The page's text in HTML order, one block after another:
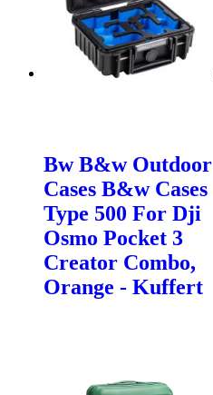
Bw B&w Outdoor
Cases B&w Cases
Type 500 For Dji
Osmo Pocket 3
Creator Combo,
Orange - Kuffert